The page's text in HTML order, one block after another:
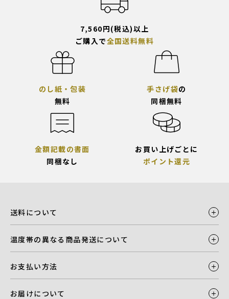
7,560円(税込)以上
ご購入で全国送料無料
のし紙・包装
無料
手さげ袋の
同梱無料
金額記載の書面
同梱なし
お買い上げごとに
ポイント還元
送料について
温度帯の異なる商品発送について
お支払い方法
お届けについて